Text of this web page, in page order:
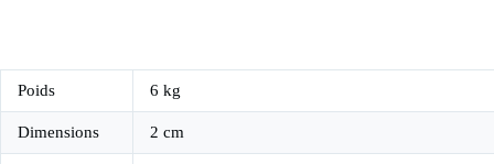
Poids 6 kg
Dimensions 2 cm